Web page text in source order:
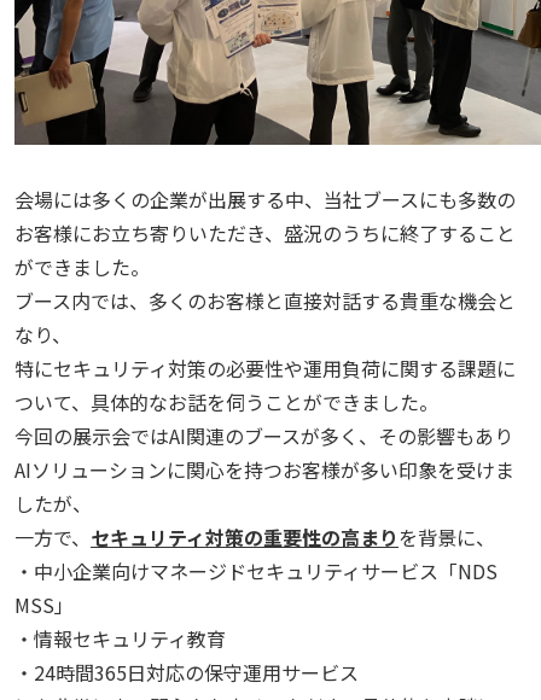
会場には多くの企業が出展する中、当社ブースにも多数の
お客様にお立ち寄りいただき、盛況のうちに終了すること
ができました。
ブース内では、多くのお客様と直接対話する貴重な機会と
なり、
特にセキュリティ対策の必要性や運用負荷に関する課題に
ついて、具体的なお話を伺うことができました。
今回の展示会ではAI関連のブースが多く、その影響もあり
AIソリューションに関心を持つお客様が多い印象を受けま
したが、
一方で、 セキュリティ対策の重要性の高まりを背景に、
・中小企業向けマネージドセキュリティサービス「NDS
MSS」
・情報セキュリティ教育
・24時間365日対応の保守運用サービス